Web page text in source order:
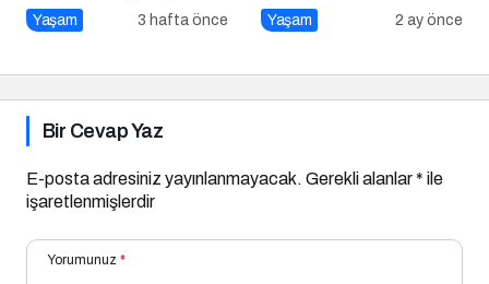
Hafta Sonunda Gişeyi
Yaşam 3 hafta önce Yaşam 2 ay önce
Bir Cevap Yaz
E-posta adresiniz yayınlanmayacak. Gerekli alanlar* ile
işaretlenmişlerdir
Yorumunuz *